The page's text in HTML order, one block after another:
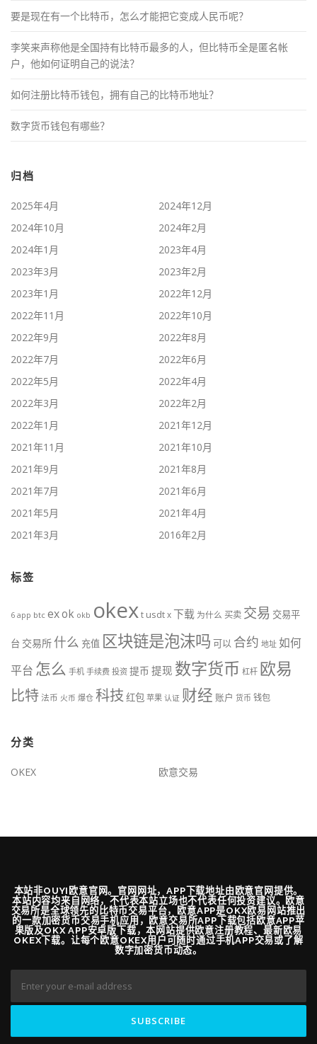
要是现在有一个比特币，怎么才能把它变成人民币呢？
李笑来声称他是全国持有比特币最多的人，但比特币全是匿名帐
户，他如何证明自己的说法？
如何注册比特币钱包，拥有自己的比特币地址？
数字货币钱包有哪些？
归档
2025年4月
2024年12月
2024年10月
2024年2月
2024年1月
2023年4月
2023年3月
2023年2月
2023年1月
2022年12月
2022年11月
2022年10月
2022年9月
2022年8月
2022年7月
2022年6月
2022年5月
2022年4月
2022年3月
2022年2月
2022年1月
2021年12月
2021年11月
2021年10月
2021年9月
2021年8月
2021年7月
2021年6月
2021年5月
2021年4月
2021年3月
2016年2月
标签
6 app btc exok okb okext usdtx下载 为什么 买卖 交易 交易平
台 交易所 什么 充值 区块链是泡沫吗 可以 合约 地址 如何
平台 怎么 手机 手续费 投资 提币 提现 数字货币 杠杆 欧易
比特法币 火币 爆仓 科技 红包 苹果 认证 财经 账户 货币 钱包
分类
OKEX 欧意交易
本站非OUYI欧意官网。官网网址，APP下载地址由欧意官网提供。
本站内容均来自网络，不代表本站立场也不代表任何投资建议。欧意
交易所是全球领先的比特币交易平台，欧意APP是OKX欧易网站推出
的一款加密货币交易手机应用，欧意交易所APP下载包括欧意APP苹
果版及OKX APP安卓版下载，本网站提供欧意注册教程、最新欧易
OKEX下载。让每个欧意OKEX用户可随时通过手机APP交易或了解
数字加密货币动态。